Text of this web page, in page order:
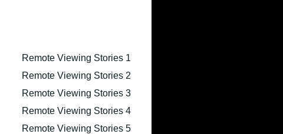
Remote Viewing Stories 1
Remote Viewing Stories 2
Remote Viewing Stories 3
Remote Viewing Stories 4
Remote Viewing Stories 5